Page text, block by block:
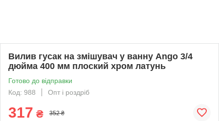
Вилив гусак на змішувач у ванну Ango 3/4
дюйма 400 мм плоский хром латунь
Готово до відправки
Код: 988
Опт і роздріб
317 ₴ 352 ₴